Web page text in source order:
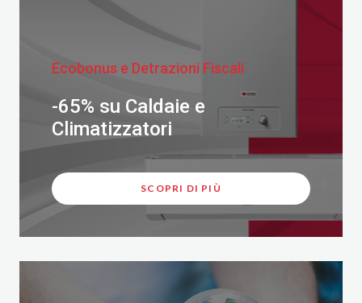
Ecobonus e Detrazioni Fiscali
-65% su Caldaie e
Climatizzatori
SCOPRI DI PIÙ